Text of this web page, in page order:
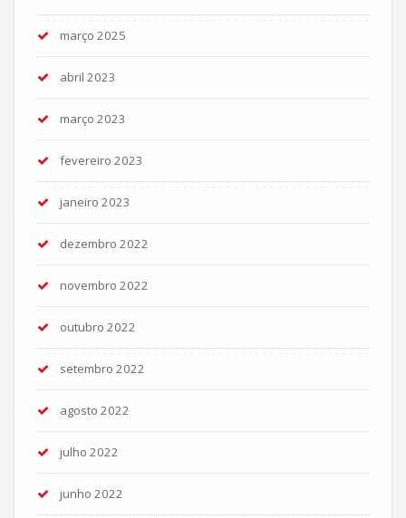
março 2025
abril 2023
março 2023
fevereiro 2023
janeiro 2023
dezembro 2022
novembro 2022
outubro 2022
setembro 2022
agosto 2022
julho 2022
junho 2022